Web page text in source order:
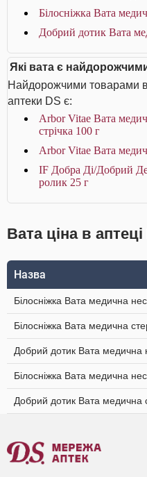
Білосніжка Вата
Добрий дотик Вата
Які вата є
Найдорожчими товарами в
аптеки DS є:
Arbor Vitae Вата
стрічка 100 г
Arbor Vitae Вата
IF Добра Ді/Добрий
ролик 25 г
Вата ціна в аптеці
Назва
Білосніжка Вата медична
Білосніжка Вата медична
Добрий дотик Вата медична
Білосніжка Вата медична
Добрий дотик Вата медична